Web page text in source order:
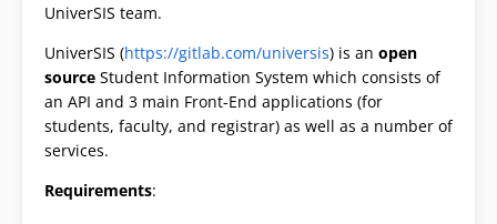
UniverSIS team.
UniverSIS (https://gitlab.com/universis) is an open
source Student Information System which consists of
an API and 3 main Front-End applications (for
students, faculty, and registrar) as well as a number of
services.
Requirements: